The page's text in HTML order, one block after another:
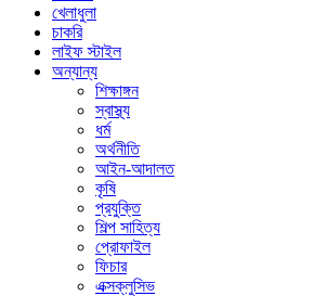
খেলাধুলা
চাকরি
লাইফ স্টাইল
অন্যান্য
শিক্ষাঙ্গন
স্বাস্থ্য
ধর্ম
অর্থনীতি
আইন-আদালত
কৃষি
প্রযুক্তি
শিল্প সাহিত্য
প্রোফাইল
ফিচার
এক্সক্লুসিভ